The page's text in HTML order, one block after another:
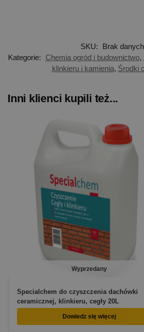
SKU:
Brak danych
Kategorie:
Chemia ogród i budownictwo,
klinkieru i kamienia, Środki
Inni klienci kupili też...
Wyprzedany
Specialchem do czyszczenia dachówki
ceramicznej, klinkieru, cegły 20L
Dowiedz się więcej